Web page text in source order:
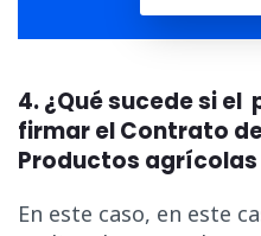
4. ¿Qué sucede si
firmar el Contrato
Productos agrícolas
En este caso, en este